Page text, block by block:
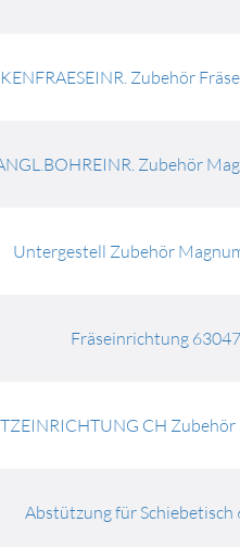
Zubehör
Zubehör
Untergestell Zubehör
Fräseinrichtung
CH
Abstützung für